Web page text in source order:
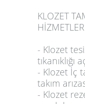
KLOZET
- Klozet
tıkanıklığı
- Klozet İç
takım
- Klozet